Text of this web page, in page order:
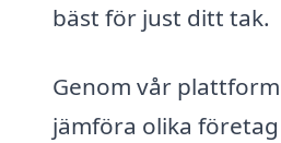
bäst för just ditt tak.
Genom vår
jämföra olika